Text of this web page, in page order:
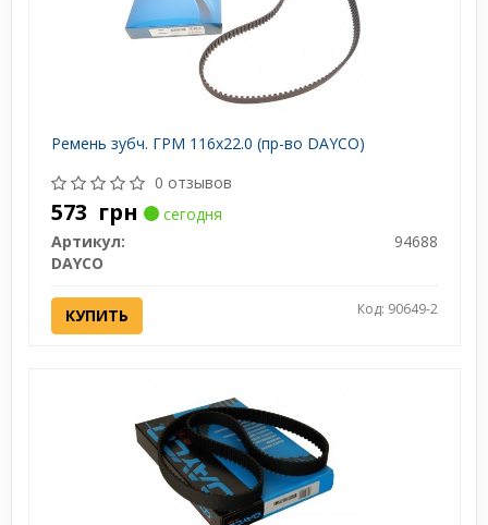
Ремень зубч. ГРМ 116x22.0 (пр-во DAYCO)
0 отзывов
573 грн
сегодня
Артикул:
94688
DAYCO
КУПИТЬ Код: 90649-2